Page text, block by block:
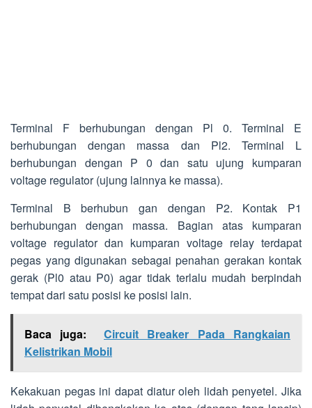
Terminal F berhubungan dengan Pl 0. Terminal E
berhubungan dengan massa dan Pl2. Terminal L
berhubungan dengan P 0 dan satu ujung kumparan
voltage regulator (ujung lainnya ke massa).
Terminal B berhubun gan dengan P2. Kontak P1
berhubungan dengan massa. Bagian atas kumparan
voltage regulator dan kumparan voltage relay terdapat
pegas yang digunakan sebagai penahan gerakan kontak
gerak (Pl0 atau P0) agar tidak terlalu mudah berpindah
tempat dari satu posisi ke posisi lain.
Baca juga:
Circuit Breaker Pada Rangkaian
Kelistrikan Mobil
Kekakuan pegas ini dapat diatur oleh lidah penyetel. Jika